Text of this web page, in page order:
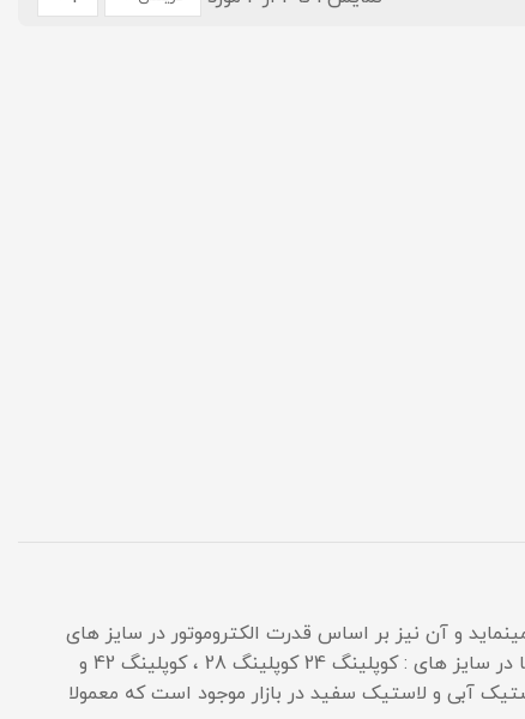
و آن نیز بر اساس قدرت الکتروموتور در سایز های
مختلف تولید میشود، کوپلینگ ها را هم از فولاد و هم از چدن تولید میکنند و آن نیز همانند گلدانی تولید بومی دارد. کوپلینگ ها عمداتا در سایز های : کوپلینگ 24 کوپلینگ 28 ، کوپلینگ 42 و
آبی و لاستیک سفید در بازار موجود است که معمولا